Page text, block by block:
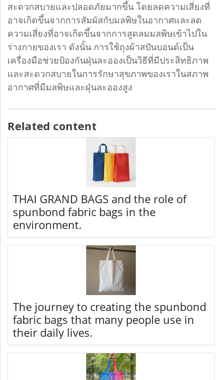
สะดวกสบายและปลอดภัยมากขึ้น โดยลดความเสี่ยงที่
อาจเกิดขึ้นจากการสัมผัสกับมลพิษในอากาศและลด
ความเสี่ยงที่อาจเกิดขึ้นจากการสูดลมมลพิษเข้าไปใน
ร่างกายของเรา ดังนั้น การใช้ถุงผ้าสปันบอนด์เป็น
เครื่องมือช่วยป้องกันฝุ่นละอองเป็นวิธีที่มีประสิทธิภาพ
และสะดวกสบายในการรักษาสุขภาพของเราในสภาพ
อากาศที่มีมลพิษและฝุ่นละอองสูง
Related content
THAI GRAND BAGS and the role of
spunbond fabric bags in the
environment.
The journey to creating the spunbond
fabric bags that many people use in
their daily lives.